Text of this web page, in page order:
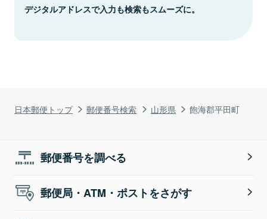
日本郵便トップ 郵便番号検索 山形県 飽海郡平田町
デジタルアドレスで入力も検索もスムーズに。
郵便番号を調べる
郵便局・ATM・ポストをさがす